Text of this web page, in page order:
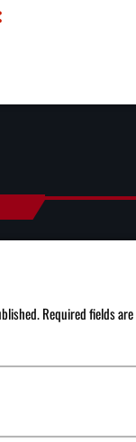
Required fields